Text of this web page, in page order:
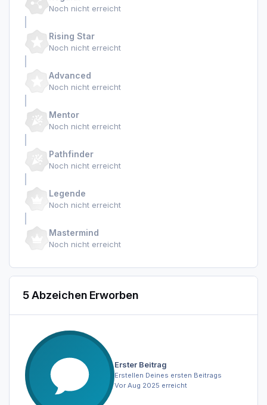
Noch nicht erreicht
Rising Star
Noch nicht erreicht
Advanced
Noch nicht erreicht
Mentor
Noch nicht erreicht
Pathfinder
Noch nicht erreicht
Legende
Noch nicht erreicht
Mastermind
Noch nicht erreicht
5 Abzeichen Erworben
Erster Beitrag
Erstellen Deines ersten Beitrags
Vor Aug 2025 erreicht